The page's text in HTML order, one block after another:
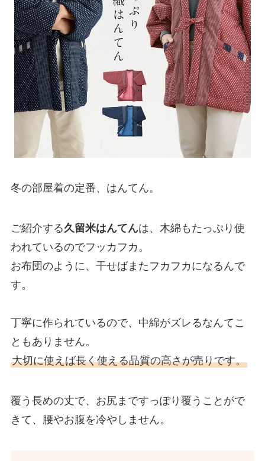
冬の部屋着の定番、はんてん。
ご紹介する久留米はんてんは、木綿もたっぷり使
われているのでフッカフカ。
お布団のように、干せばまたフカフカになるんで
す。
丁寧に作られているので、中綿がズレるなんてこ
ともありません。
大切に使えば長く使える品質の高さが売りです。
覆う長めの丈で、お尻まですっぽり覆うことがで
きて、腰やお腹を冷やしません。